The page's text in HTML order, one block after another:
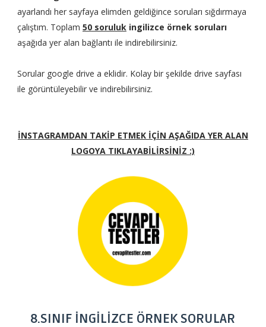
ayarlandı her sayfaya elimden geldiğince soruları sığdırmaya
çalıştım. Toplam 50 sorulukingilizce örnek soruları
aşağıda yer alan bağlantı ile indirebilirsiniz.
Sorular google drive a eklidir. Kolay bir şekilde drive sayfası
ile görüntüleyebilir ve indirebilirsiniz.
İNSTAGRAMDAN TAKİP ETMEK İÇİN AŞAĞIDA YER ALAN
LOGOYA TIKLAYABİLİRSİNİZ :)
8.SINIF İNGİLİZCE ÖRNEK SORULAR